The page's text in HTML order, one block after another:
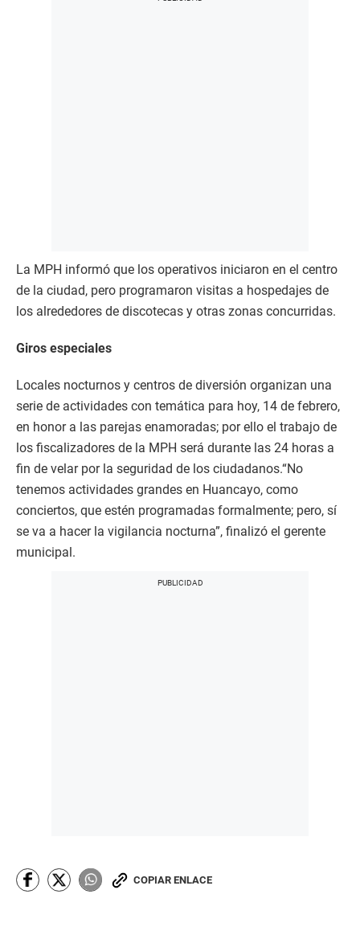
La MPH informó que los operativos iniciaron en el centro
de la ciudad, pero programaron visitas a hospedajes de
los alrededores de discotecas y otras zonas concurridas.
Giros especiales
Locales nocturnos y centros de diversión organizan una
serie de actividades con temática para hoy, 14 de febrero,
en honor a las parejas enamoradas; por ello el trabajo de
los fiscalizadores de la MPH será durante las 24 horas a
fin de velar por la seguridad de los ciudadanos.“No
tenemos actividades grandes en Huancayo, como
conciertos, que estén programadas formalmente; pero, sí
se va a hacer la vigilancia nocturna”, finalizó el gerente
municipal.
COPIAR ENLACE